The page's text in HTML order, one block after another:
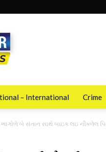
– International Crime
ભાગોળે બે સંતાન સાથે બાઇક લઇ નીકળેલ